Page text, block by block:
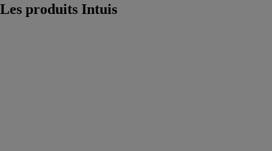
Les produits Intuis